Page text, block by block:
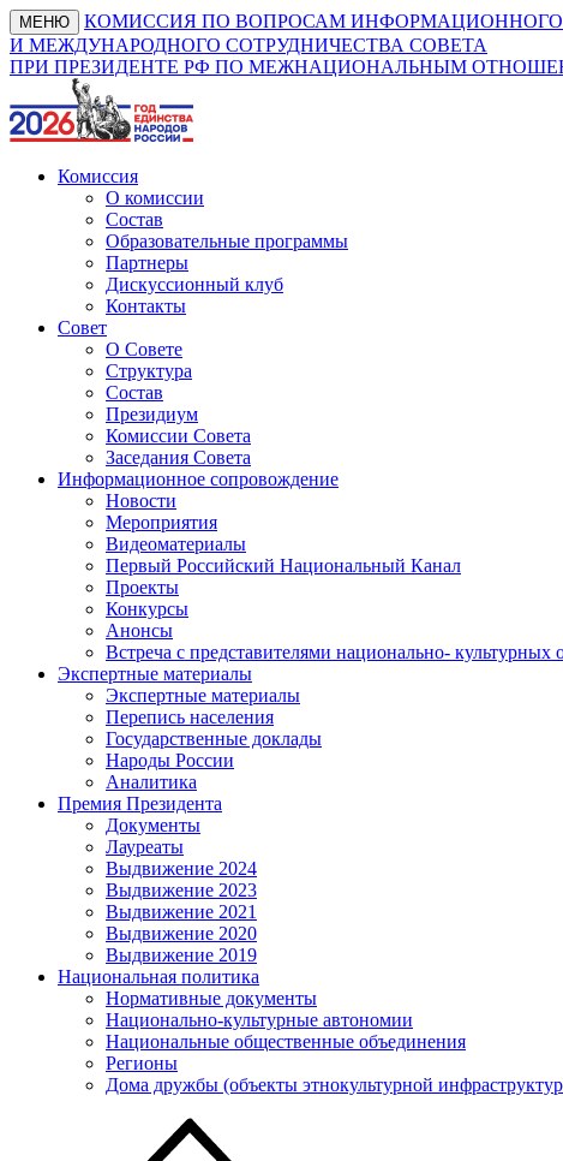
МЕНЮ
КОМИССИЯ ПО ВОПРОСАМ ИНФОРМАЦИОННОГО
И МЕЖДУНАРОДНОГО СОТРУДНИЧЕСТВА СОВЕТА
ПРИ ПРЕЗИДЕНТЕ РФ ПО МЕЖНАЦИОНАЛЬНЫМ
Комиссия
О комиссии
Состав
Образовательные программы
Партнеры
Дискуссионный клуб
Контакты
Совет
О Совете
Структура
Состав
Президиум
Комиссии Совета
Заседания Совета
Информационное сопровождение
Новости
Мероприятия
Видеоматериалы
Первый Российский Национальный Канал
Проекты
Конкурсы
Анонсы
Встреча с представителями национально- культурных
Экспертные материалы
Экспертные материалы
Перепись населения
Государственные доклады
Народы России
Аналитика
Премия Президента
Документы
Лауреаты
Выдвижение 2024
Выдвижение 2023
Выдвижение 2021
Выдвижение 2020
Выдвижение 2019
Национальная политика
Нормативные документы
Национально-культурные автономии
Национальные общественные объединения
Регионы
Дома дружбы (объекты этнокультурной